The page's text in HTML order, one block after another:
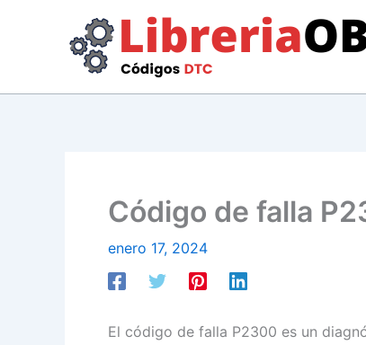
Código de falla
enero 17, 2024
El código de falla P2300 es un